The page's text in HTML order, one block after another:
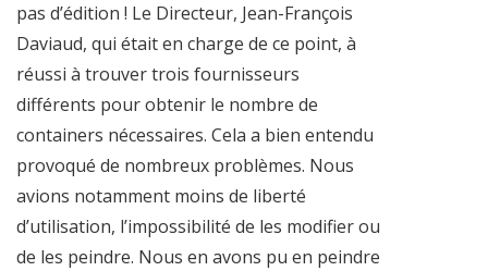
pas d’édition ! Le Directeur, Jean-François
Daviaud, qui était en charge de ce point, à
réussi à trouver trois fournisseurs
différents pour obtenir le nombre de
containers nécessaires. Cela a bien entendu
provoqué de nombreux problèmes. Nous
avions notamment moins de liberté
d’utilisation, l’impossibilité de les modifier ou
de les peindre. Nous en avons pu en peindre